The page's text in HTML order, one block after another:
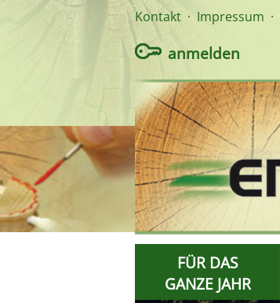
Kontakt · Impressum ·
anmelden
FÜR DAS
GANZE JAHR